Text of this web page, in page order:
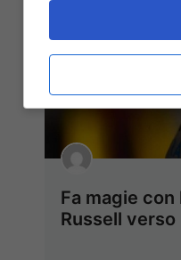
Fa magie con
Russell verso